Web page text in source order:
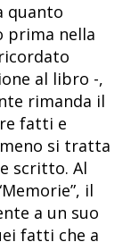
quanto
prima nella
al libro -,
rimanda il
fatti e
si tratta
scritto. Al
il
a un suo
fatti che a